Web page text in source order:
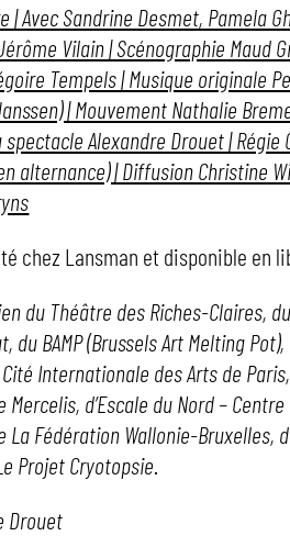
| Avec Sandrine Desmet, Pamela
Vilain | Scénographie Maud
Tempels | Musique originale
| Mouvement Nathalie
Alexandre Drouet |
alternance) | Diffusion Christine
chez Lansman et disponible en
du Théâtre des Riches-Claires,
du BAMP (Brussels Art Melting
Internationale des Arts de
d’Escale du Nord –
La Fédération Wallonie-Bruxelles,
Projet Cryotopsie
Drouet